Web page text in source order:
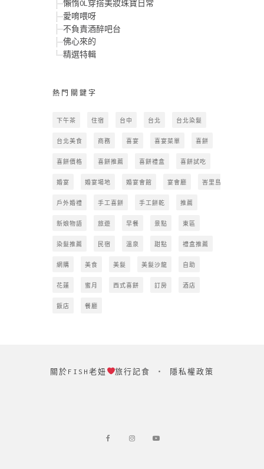
懶惰OL穿搭美妝珠寶日常
愛唷喂呀
不負責酒醉吧台
佛心來的
精選特輯
熱門關鍵字
下午茶 住宿 台中 台北 台北染髮
台北美食 商務 喜宴 喜宴菜單 喜餅
喜餅價格 喜餅推薦 喜餅禮盒 喜餅試吃
婚宴 婚宴場地 婚宴會館 宴會廳 峇里島
戶外婚禮 手工喜餅 手工餅乾 推薦
新娘物語 旅遊 早餐 景點 東區
染髮推薦 民宿 溫泉 甜點 禮盒推薦
網購 美食 美髮 美髮沙龍 自助
花蓮 蜜月 西式喜餅 訂房 酒店
飯店 餐廳
關於FISH老妞 旅行記食 ‧ 隱私權政策